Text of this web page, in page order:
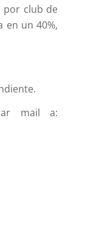
por club de
en un 40%,
mail a: